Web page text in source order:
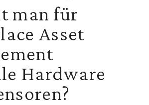
man für
Asset
Hardware